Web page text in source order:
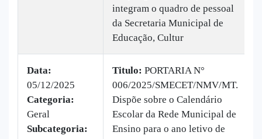
integram o quadro de pessoal
da Secretaria Municipal de
Educação, Cultur
Data:
05/12/2025
Categoria:
Geral
Subcategoria:
Titulo: PORTARIA N°
006/2025/SMECET/NMV/MT.
Dispõe sobre o Calendário
Escolar da Rede Municipal de
Ensino para o ano letivo de